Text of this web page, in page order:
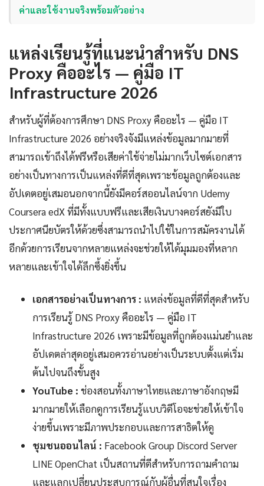
ค่าและใช้งานจริงพร้อมตัวอย่าง
แหล่งเรียนรู้ที่แนะนำสำหรับ DNS
Proxy คืออะไร — คู่มือ IT
Infrastructure 2026
สำหรับผู้ที่ต้องการศึกษา DNS Proxy คืออะไร — คู่มือ IT
Infrastructure 2026 อย่างจริงจังมีแหล่งข้อมูลมากมายที่
สามารถเข้าถึงได้ฟรีหรือเสียค่าใช้จ่ายไม่มากเว็บไซต์เอกสาร
อย่างเป็นทางการเป็นแหล่งที่ดีที่สุดเพราะข้อมูลถูกต้องและ
อัปเดตอยู่เสมอนอกจากนี้ยังมีคอร์สออนไลน์จาก Udemy
Coursera edX ที่มีทั้งแบบฟรีและเสียเงินบางคอร์สยังมีใบ
ประกาศนียบัตรให้ด้วยซึ่งสามารถนำไปใช้ในการสมัครงานได้
อีกด้วยการเรียนจากหลายแหล่งจะช่วยให้ได้มุมมองที่หลาก
หลายและเข้าใจได้ลึกซึ้งยิ่งขึ้น
เอกสารอย่างเป็นทางการ : แหล่งข้อมูลที่ดีที่สุดสำหรับ
การเรียนรู้ DNS Proxy คืออะไร — คู่มือ IT
Infrastructure 2026 เพราะมีข้อมูลที่ถูกต้องแม่นยำและ
อัปเดตล่าสุดอยู่เสมอควรอ่านอย่างเป็นระบบตั้งแต่เริ่ม
ต้นไปจนถึงขั้นสูง
YouTube : ช่องสอนทั้งภาษาไทยและภาษาอังกฤษมี
มากมายให้เลือกดูการเรียนรู้แบบวิดีโอจะช่วยให้เข้าใจ
ง่ายขึ้นเพราะมีภาพประกอบและการสาธิตให้ดู
ชุมชนออนไลน์ : Facebook Group Discord Server
LINE OpenChat เป็นสถานที่ดีสำหรับการถามคำถาม
และแลกเปลี่ยนประสบการณ์กับผู้อื่นที่สนใจเรื่อง